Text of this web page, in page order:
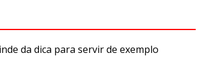
da dica para servir de exemplo